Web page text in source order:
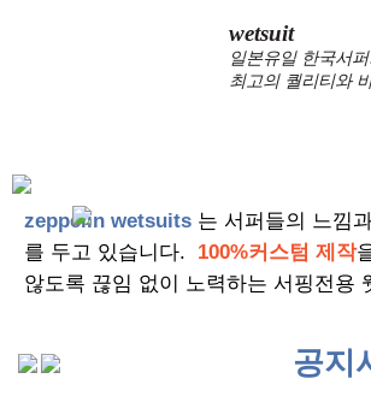
wetsuit
일본유일 한국서
최고의 퀄리티와
zeppelin wetsuits 는 서퍼들의 느낌
를 두고 있습니다. 100%커스텀 제작
않도록 끊임 없이 노력하는 서핑전용
공지